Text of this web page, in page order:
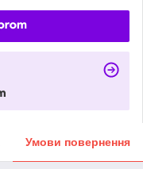
Умови повернення